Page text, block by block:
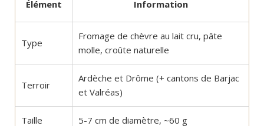
Élément Information
Type
Fromage de chèvre au lait cru, pâte
molle, croûte naturelle
Terroir
Ardèche et Drôme (+ cantons de Barjac
et Valréas)
Taille 5-7 cm de diamètre, ~60 g